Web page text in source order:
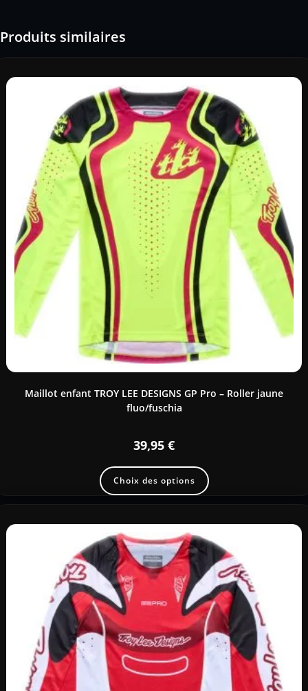
Produits similaires
Maillot enfant TROY LEE DESIGNS GP Pro – Roller jaune
fluo/fuschia
39,95 €
Choix des options